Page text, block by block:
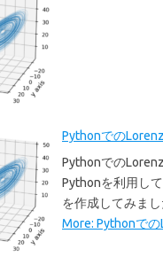
Pythonでの
Pythonでの
Pythonを利用し
を作成してみま
More: Pythonで